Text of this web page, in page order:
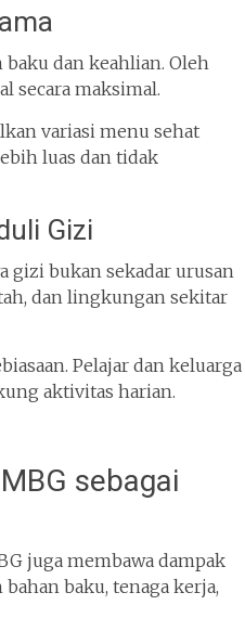
dan keahlian. Oleh
secara maksimal.
variasi menu sehat
luas dan tidak
Gizi
gizi bukan sekadar urusan
dan lingkungan sekitar
Pelajar dan keluarga
aktivitas harian.
sebagai
juga membawa dampak
baku, tenaga kerja,